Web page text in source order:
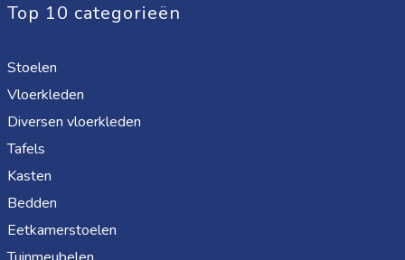
Top 10 categorieën
Stoelen
Vloerkleden
Diversen vloerkleden
Tafels
Kasten
Bedden
Eetkamerstoelen